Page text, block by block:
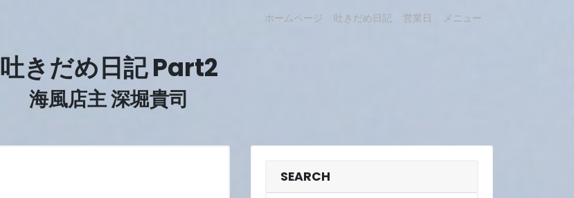
ホームページ 吐きだめ日記 営業日 メニュー
吐きだめ日記 Part2
海風店主 深堀貴司
SEARCH